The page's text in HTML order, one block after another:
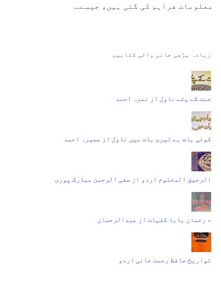
معلومات فراہم کی گئی ہیں، جیسے…
زیادہ پڑھی جانی والی کتابیں
جنت کے پتے ناول از نمرہ احمد
کوئی بات ہے تیری بات میں ناول از عمیرہ احمد
الرحیق المختوم اردو از صفی الرحمن مبارک پوری
د رحمان بابا کلیات از عبدالرحمان
تواریخ حافظ رحمت خانی اردو